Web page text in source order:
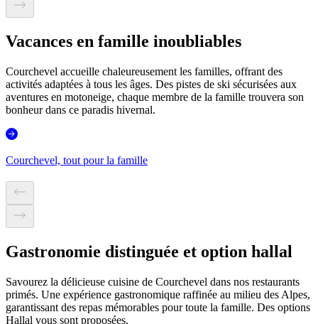
Vacances en famille inoubliables
Courchevel accueille chaleureusement les familles, offrant des
activités adaptées à tous les âges. Des pistes de ski sécurisées aux
aventures en motoneige, chaque membre de la famille trouvera son
bonheur dans ce paradis hivernal.
Courchevel, tout pour la famille
Gastronomie distinguée et option hallal
Savourez la délicieuse cuisine de Courchevel dans nos restaurants
primés. Une expérience gastronomique raffinée au milieu des Alpes,
garantissant des repas mémorables pour toute la famille. Des options
Hallal vous sont proposées.